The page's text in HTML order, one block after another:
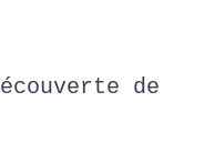
de